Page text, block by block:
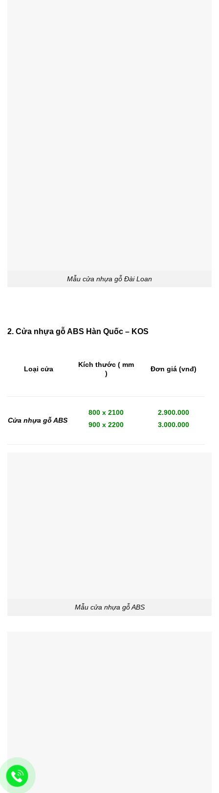
Mẫu cửa nhựa gỗ Đài Loan
2. Cửa nhựa gỗ ABS Hàn Quốc – KOS
Loại cửa
Kích thước ( mm
)
Đơn giá (vnđ)
Cửa nhựa gỗ ABS
800 x 2100
900 x 2200
2.900.000
3.000.000
Mẫu cửa nhựa gỗ ABS